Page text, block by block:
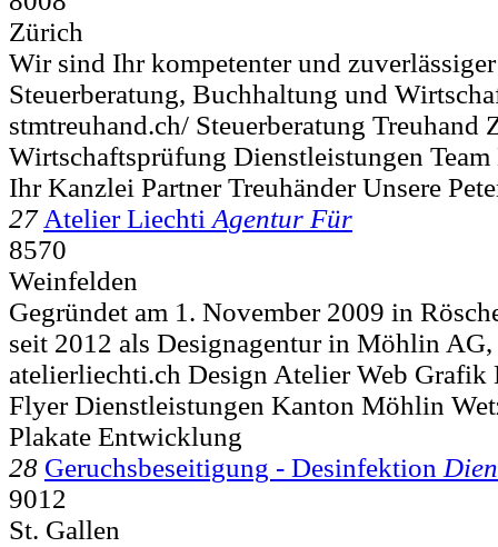
Zürich
Wir sind Ihr kompetenter und
Steuerberatung, Buchhaltung und
stmtreuhand.ch/ Steuerberatung Treuhand
Wirtschaftsprüfung Dienstleistungen
Ihr Kanzlei Partner Treuhänder Unsere
27 Atelier Liechti Agentur Für
8570
Weinfelden
Gegründet am 1. November 2009 in
seit 2012 als Designagentur in Möhlin
atelierliechti.ch Design Atelier Web
Flyer Dienstleistungen Kanton Möhlin
Plakate Entwicklung
28 Geruchsbeseitigung - Desinfektion
9012
St. Gallen